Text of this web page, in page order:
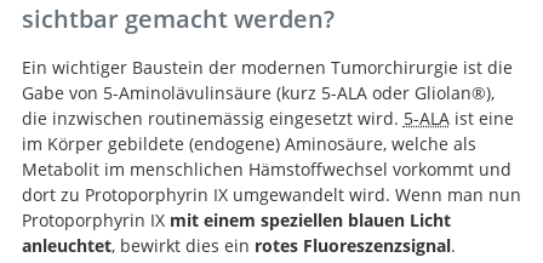
sichtbar gemacht werden?
Ein wichtiger Baustein der modernen Tumorchirurgie ist die
Gabe von 5-Aminolävulinsäure (kurz 5-ALA oder Gliolan®),
die inzwischen routinemässig eingesetzt wird. 5-ALAist eine
im Körper gebildete (endogene) Aminosäure, welche als
Metabolit im menschlichen Hämstoffwechsel vorkommt und
dort zu Protoporphyrin IX umgewandelt wird. Wenn man nun
Protoporphyrin IX mit einem speziellen blauen Licht
anleuchtet, bewirkt dies ein rotes Fluoreszenzsignal.